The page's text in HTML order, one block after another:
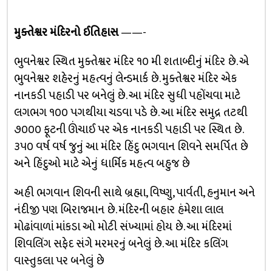
મુક્તેશ્વર મંદિરનો ઈતિહાસ——-
ભુવનેશ્વર સ્થિત મુક્તેશ્વર મંદિર ૧૦ મી શતાબ્દીનું મંદિર છે. એ
ભુવનેશ્વર શહેરનું મહત્વનું લેન્ડમાર્ક છે. મુક્તેશ્વર મંદિર એક
નાનકડી પહાડી પર બનેલું છે. આ મંદિર સુધી પહોંચવા માટે
લગભગ ૧૦૦ પગથીયા ચડવા પડે છે. આ મંદિર સમુદ્ર તટથી
૭૦૦૦ ફૂટની ઊંચાઈ પર એક નાનકડી પહાડી પર સ્થિત છે.
૩૫૦ વર્ષ વર્ષ જુનું આ મંદિર હિંદુ ભગવાન શિવને સમર્પિત છે
અને હિંદુઓ માટે એનું ધાર્મિક મહત્વ બહુજ છે
અહી ભગવાન શિવની સાથે બ્રહ્મા, વિષ્ણુ, પાર્વતી, હનુમાન અને
નંદીજી પણ બિરાજમાન છે. મંદિરની બહાર હંમેશા લાલ
મોઢાંવાળાં માંકડા ઓ મોટી સંખ્યામાં હોય છે. આ મંદિરમાં
શિવલિંગ સફેદ સંગે મરમરનું બનેલું છે. આ મંદિર કલિંગ
વાસ્તુકલા પર બનેલું છે